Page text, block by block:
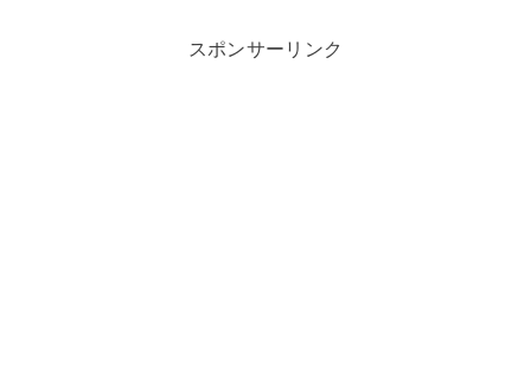
スポンサーリンク